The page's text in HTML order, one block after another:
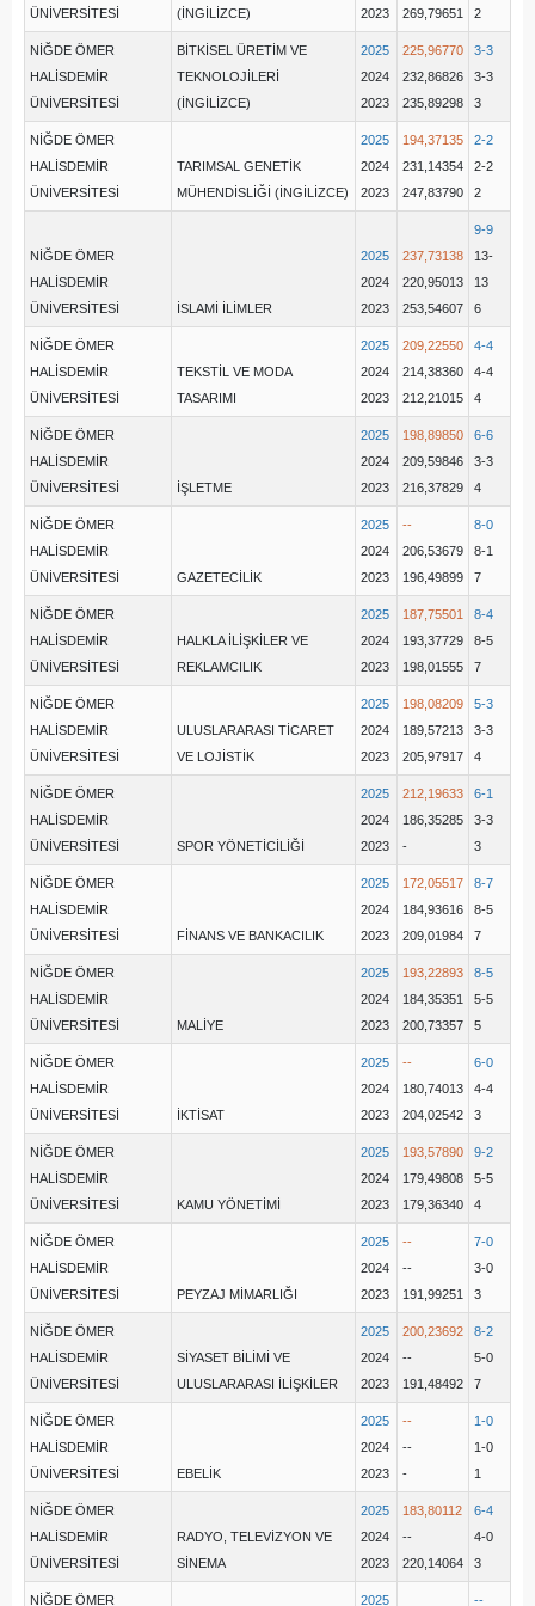
ÜNİVERSİTESİ (İNGİLİZCE) 2023 269,79651 2
NİĞDE ÖMER
HALİSDEMİR
ÜNİVERSİTESİ
BİTKİSEL ÜRETİM VE
TEKNOLOJİLERİ
(İNGİLİZCE)
2025
2024
2023
225,96770
232,86826
235,89298
3-3
3-3
3
NİĞDE ÖMER
HALİSDEMİR
ÜNİVERSİTESİ
TARIMSAL GENETİK
MÜHENDİSLİĞİ (İNGİLİZCE)
2025
2024
2023
194,37135
231,14354
247,83790
2-2
2-2
2
NİĞDE ÖMER
HALİSDEMİR
ÜNİVERSİTESİ
İSLAMİ İLİMLER
2025
2024
2023
237,73138
220,95013
253,54607
9-9
13-
13
6
NİĞDE ÖMER
HALİSDEMİR
ÜNİVERSİTESİ
TEKSTİL VE MODA
TASARIMI
2025
2024
2023
209,22550
214,38360
212,21015
4-4
4-4
4
NİĞDE ÖMER
HALİSDEMİR
ÜNİVERSİTESİ
İŞLETME
2025
2024
2023
198,89850
209,59846
216,37829
6-6
3-3
4
NİĞDE ÖMER
HALİSDEMİR
ÜNİVERSİTESİ
GAZETECİLİK
2025
2024
2023
--
206,53679
196,49899
8-0
8-1
7
NİĞDE ÖMER
HALİSDEMİR
ÜNİVERSİTESİ
HALKLA İLİŞKİLER VE
REKLAMCILIK
2025
2024
2023
187,75501
193,37729
198,01555
8-4
8-5
7
NİĞDE ÖMER
HALİSDEMİR
ÜNİVERSİTESİ
ULUSLARARASI TİCARET
VE LOJİSTİK
2025
2024
2023
198,08209
189,57213
205,97917
5-3
3-3
4
NİĞDE ÖMER
HALİSDEMİR
ÜNİVERSİTESİ
SPOR YÖNETİCİLİĞİ
2025
2024
2023
212,19633
186,35285
-
6-1
3-3
3
NİĞDE ÖMER
HALİSDEMİR
ÜNİVERSİTESİ
FİNANS VE BANKACILIK
2025
2024
2023
172,05517
184,93616
209,01984
8-7
8-5
7
NİĞDE ÖMER
HALİSDEMİR
ÜNİVERSİTESİ
MALİYE
2025
2024
2023
193,22893
184,35351
200,73357
8-5
5-5
5
NİĞDE ÖMER
HALİSDEMİR
ÜNİVERSİTESİ
İKTİSAT
2025
2024
2023
--
180,74013
204,02542
6-0
4-4
3
NİĞDE ÖMER
HALİSDEMİR
ÜNİVERSİTESİ
KAMU YÖNETİMİ
2025
2024
2023
193,57890
179,49808
179,36340
9-2
5-5
4
NİĞDE ÖMER
HALİSDEMİR
ÜNİVERSİTESİ
PEYZAJ MİMARLIĞI
2025
2024
2023
--
--
191,99251
7-0
3-0
3
NİĞDE ÖMER
HALİSDEMİR
ÜNİVERSİTESİ
SİYASET BİLİMİ VE
ULUSLARARASI İLİŞKİLER
2025
2024
2023
200,23692
--
191,48492
8-2
5-0
7
NİĞDE ÖMER
HALİSDEMİR
ÜNİVERSİTESİ
EBELİK
2025
2024
2023
--
--
-
1-0
1-0
1
NİĞDE ÖMER
HALİSDEMİR
ÜNİVERSİTESİ
RADYO, TELEVİZYON VE
SİNEMA
2025
2024
2023
183,80112
--
220,14064
6-4
4-0
3
NİĞDE ÖMER
2025
--